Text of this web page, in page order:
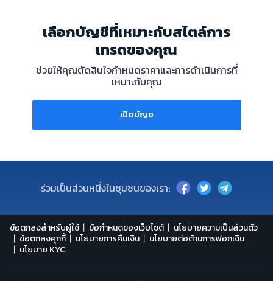
เลือกบัญชีที่เหมาะกับสไตล์การ
เทรดของคุณ
ช่วยให้คุณตัดสินใจกำหนดราคาและการดำเนินการที่
เหมาะกับคุณ
เปิดบัญช
ร่วมเป็นส่วนหนึ่งในชุมชนของเรา:
ข้อตกลงสำหรับผู้ใช้ ข้อกำหนดของเว็บไซต์
นโยบายความเป็นส่วนตัว
ข้อตกลงคุกกี้
นโยบายการคืนเงิน
นโยบายต่อต้านการฟอกเงิน
นโยบาย KYC